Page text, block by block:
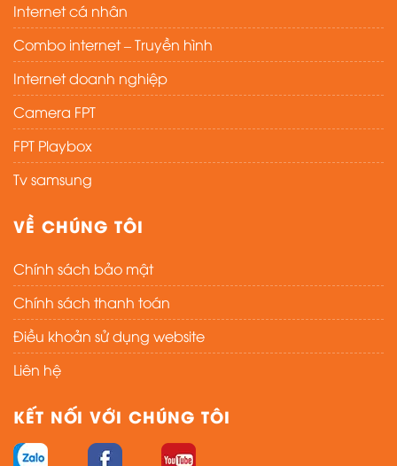
Internet cá nhân
Combo internet – Truyền hình
Internet doanh nghiệp
Camera FPT
FPT Playbox
Tv samsung
VỀ CHÚNG TÔI
Chính sách bảo mật
Chính sách thanh toán
Điều khoản sử dụng website
Liên hệ
KẾT NỐI VỚI CHÚNG TÔI